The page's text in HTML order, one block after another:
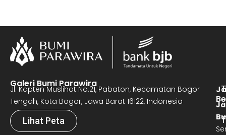
Galeri Bumi Parawira
Jl. Kapten Muslihat No.21, Pabaton, Kecamatan Bogor
Tengah, Kota Bogor, Jawa Barat 16122, Indonesia
Lihat Peta